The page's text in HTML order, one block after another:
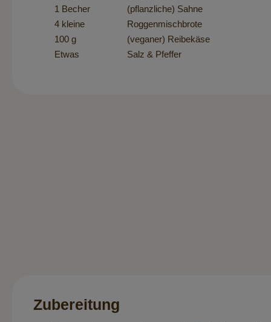
1 Becher
(pflanzliche) Sahne
4 kleine
Roggenmischbrote
100 g
(veganer) Reibekäse
Etwas
Salz & Pfeffer
Zubereitung